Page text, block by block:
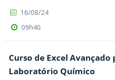
16/08/24
09h40
Curso de Excel Avançado
Laboratório Químico